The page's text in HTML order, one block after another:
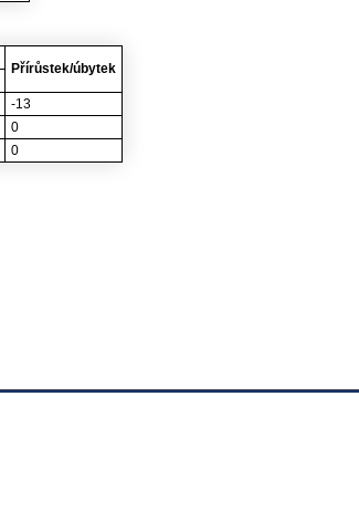
Přírůstek/úbytek
-13
0
0